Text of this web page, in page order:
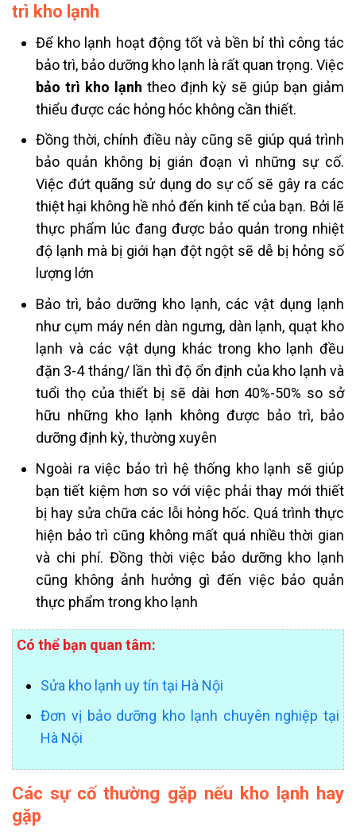
trì kho lạnh
Để kho lạnh hoạt động tốt và bền bỉ thì công tác
bảo trì, bảo dưỡng kho lạnh là rất quan trọng. Việc
bảo trì kho lạnh theo định kỳ sẽ giúp bạn giảm
thiểu được các hỏng hóc không cần thiết.
Đồng thời, chính điều này cũng sẽ giúp quá trình
bảo quản không bị gián đoạn vì những sự cố.
Việc đứt quãng sử dụng do sự cố sẽ gây ra các
thiệt hại không hề nhỏ đến kinh tế của bạn. Bởi lẽ
thực phẩm lúc đang được bảo quản trong nhiệt
độ lạnh mà bị giới hạn đột ngột sẽ dễ bị hỏng số
lượng lớn
Bảo trì, bảo dưỡng kho lạnh, các vật dụng lạnh
như cụm máy nén dàn ngưng, dàn lạnh, quạt kho
lạnh và các vật dụng khác trong kho lạnh đều
đặn 3-4 tháng/ lần thì độ ổn định của kho lạnh và
tuổi thọ của thiết bị sẽ dài hơn 40%-50% so sở
hữu những kho lạnh không được bảo trì, bảo
dưỡng định kỳ, thường xuyên
Ngoài ra việc bảo trì hệ thống kho lạnh sẽ giúp
bạn tiết kiệm hơn so với việc phải thay mới thiết
bị hay sửa chữa các lỗi hỏng hốc. Quá trình thực
hiện bảo trì cũng không mất quá nhiều thời gian
và chi phí. Đồng thời việc bảo dưỡng kho lạnh
cũng không ảnh hưởng gì đến việc bảo quản
thực phẩm trong kho lạnh
Có thể bạn quan tâm:
Sửa kho lạnh uy tín tại Hà Nội
Đơn vị bảo dưỡng kho lạnh chuyên nghiệp tại
Hà Nội
Các sự cố thường gặp nếu kho lạnh hay
gặp